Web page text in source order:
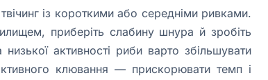
із короткими або середніми ривками.
приберіть слабину шнура й зробіть
активності риби варто збільшувати
клювання — прискорювати темп і